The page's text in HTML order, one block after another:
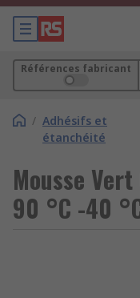
Références fabricant
/ Adhésifs et
étanchéité
Mousse
90 °C -40